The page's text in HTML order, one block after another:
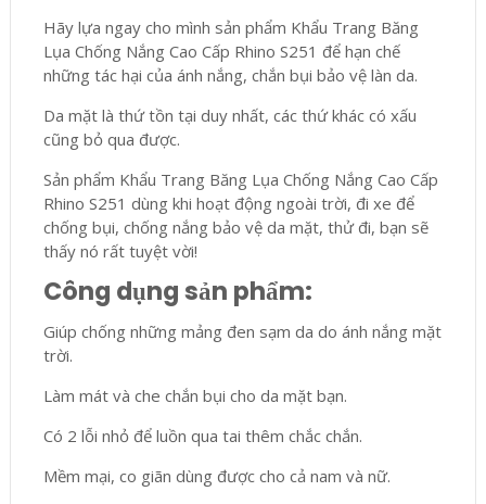
Hãy lựa ngay cho mình sản phẩm Khẩu Trang Băng
Lụa Chống Nắng Cao Cấp Rhino S251 để hạn chế
những tác hại của ánh nắng, chắn bụi bảo vệ làn da.
Da mặt là thứ tồn tại duy nhất, các thứ khác có xấu
cũng bỏ qua được.
Sản phẩm Khẩu Trang Băng Lụa Chống Nắng Cao Cấp
Rhino S251 dùng khi hoạt động ngoài trời, đi xe để
chống bụi, chống nắng bảo vệ da mặt, thử đi, bạn sẽ
thấy nó rất tuyệt vời!
Công dụng sản phẩm:
Giúp chống những mảng đen sạm da do ánh nắng mặt
trời.
Làm mát và che chắn bụi cho da mặt bạn.
Có 2 lỗi nhỏ để luồn qua tai thêm chắc chắn.
Mềm mại, co giãn dùng được cho cả nam và nữ.